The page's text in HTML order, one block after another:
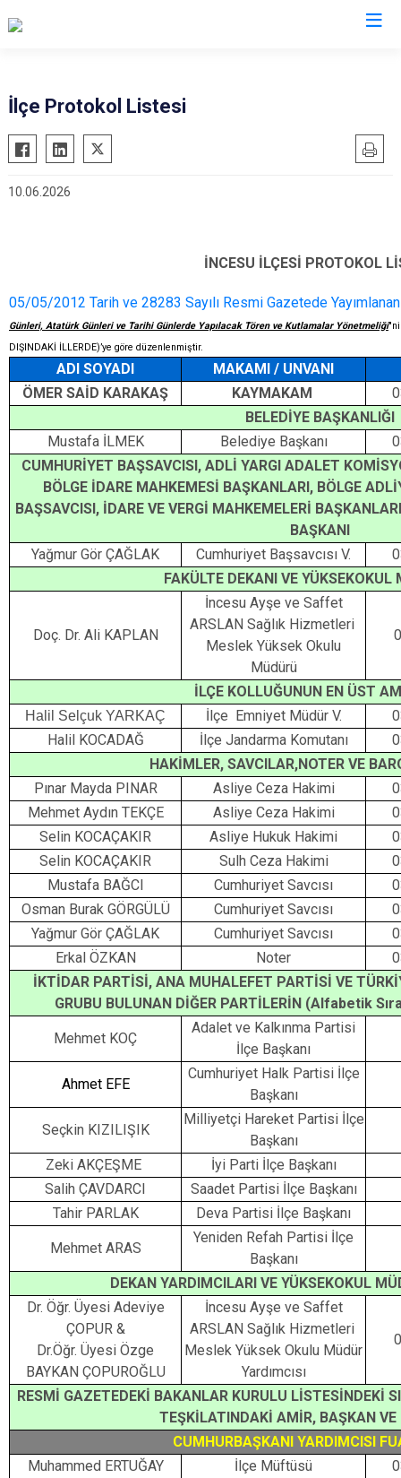
Akkışla
Bünyan
Develi
Kocasinan
Melikgazi
Yahyalı
Yeşilhisar
İlçe Protokol Listesi
10.06.2026
İNCESU İLÇESİ PROTOKOL
05/05/2012 Tarih ve 28283 Sayılı Resmi Gazetede
Günleri, Atatürk Günleri ve Tarihi Günlerde Yapılacak Tören ve Kutlamalar Yönetmeliği
DIŞINDAKİ İLLERDE)’ye göre düzenlenmiştir.
ADI SOYADI
MAKAMI / UNVANI
ÖMER SAİD KARAKAŞ
KAYMAKAM
BELEDİYE BAŞKANLIĞI
Mustafa İLMEK
Belediye Başkanı
CUMHURİYET BAŞSAVCISI, ADLİ YARGI ADALET
BÖLGE İDARE MAHKEMESİ BAŞKANLARI, BÖLGE
BAŞSAVCISI, İDARE VE VERGİ MAHKEMELERİ
BAŞKANI
Yağmur Gör ÇAĞLAK
Cumhuriyet Başsavcısı V.
FAKÜLTE DEKANI VE YÜKSEKOKUL
Doç. Dr. Ali KAPLAN
İncesu Ayşe ve Saffet
ARSLAN Sağlık Hizmetleri
Meslek Yüksek Okulu
Müdürü
İLÇE KOLLUĞUNUN EN ÜST
Halil Selçuk YARKAÇ İlçe Emniyet Müdür V.
Halil KOCADAĞ
İlçe Jandarma Komutanı
HAKİMLER, SAVCILAR,NOTER VE
Pınar Mayda PINAR
Asliye Ceza Hakimi
Mehmet Aydın TEKÇE
Asliye Ceza Hakimi
Selin KOCAÇAKIR
Asliye Hukuk Hakimi
Selin KOCAÇAKIR
Sulh Ceza Hakimi
Mustafa BAĞCI
Cumhuriyet Savcısı
Osman Burak GÖRGÜLÜ
Cumhuriyet Savcısı
Yağmur Gör ÇAĞLAK
Cumhuriyet Savcısı
Erkal ÖZKAN
Noter
İKTİDAR PARTİSİ, ANA MUHALEFET PARTİSİ VE
GRUBU BULUNAN DİĞER PARTİLERİN (Alfabetik
Mehmet KOÇ
Adalet ve Kalkınma Partisi
İlçe Başkanı
Ahmet EFE
Cumhuriyet Halk Partisi İlçe
Başkanı
Seçkin KIZILIŞIK
Milliyetçi Hareket Partisi İlçe
Başkanı
Zeki AKÇEŞME
İyi Parti İlçe Başkanı
Salih ÇAVDARCI
Saadet Partisi İlçe Başkanı
Tahir PARLAK
Deva Partisi İlçe Başkanı
Mehmet ARAS
Yeniden Refah Partisi İlçe
Başkanı
DEKAN YARDIMCILARI VE YÜKSEKOKUL
Dr. Öğr. Üyesi Adeviye
ÇOPUR &
Dr.Öğr. Üyesi Özge
BAYKAN ÇOPUROĞLU
İncesu Ayşe ve Saffet
ARSLAN Sağlık Hizmetleri
Meslek Yüksek Okulu Müdür
Yardımcısı
RESMİ GAZETEDEKİ BAKANLAR KURULU LİSTESİNDEKİ
TEŞKİLATINDAKİ AMİR, BAŞKAN VE
CUMHURBAŞKANI YARDIMCISI
Muhammed ERTUĞAY
İlçe Müftüsü